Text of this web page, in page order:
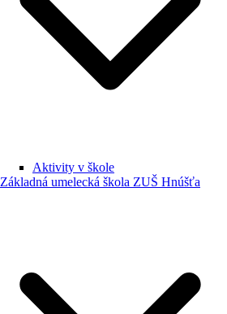
Aktivity v škole
Základná umelecká škola ZUŠ Hnúšťa